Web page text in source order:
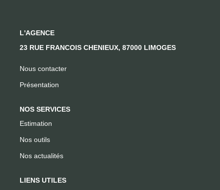
L'AGENCE
23 RUE FRANCOIS CHENIEUX, 87000 LIMOGES
Nous contacter
Présentation
NOS SERVICES
Estimation
Nos outils
Nos actualités
LIENS UTILES